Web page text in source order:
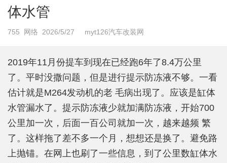
体水管
755 网络 2026/5/27 myt126汽车改装网
2019年11月份提车到现在已经跑6年了8.4万公里
了。平时没撒问题，但是进行提示防冻液不够。一看
估计就是M264发动机的老 毛病出现了。应该是缸体
水管漏水了。提示防冻液少就加满防冻液，开始700
公里加一次，后面一百公司就加一次，越来越频 繁
了。这样拖了差不多一个月，想想还是换了。避免路
上抛锚。在网上也刷了一些信息，到了公里数缸体水